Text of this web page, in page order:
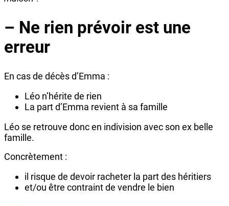
– Ne rien prévoir est une
erreur
En cas de décès d’Emma :
Léo n’hérite de rien
La part d’Emma revient à sa famille
Léo se retrouve donc en indivision avec son ex belle
famille.
Concrètement :
il risque de devoir racheter la part des héritiers
et/ou être contraint de vendre le bien